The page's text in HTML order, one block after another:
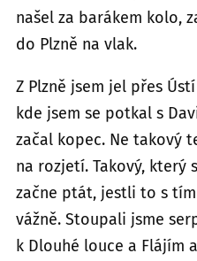
našel za barákem kolo,
do Plzně na vlak.
Z Plzně jsem jel přes
kde jsem se potkal s
začal kopec. Ne takový
na rozjetí. Takový, který
začne ptát, jestli to s
vážně. Stoupali jsme
k Dlouhé louce a Flájím